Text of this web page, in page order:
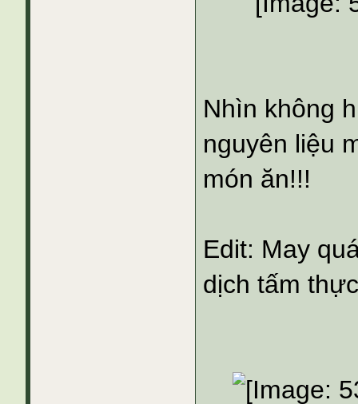
Nhìn không
nguyên liệu
món ăn!!!
Edit: May
dịch tấm